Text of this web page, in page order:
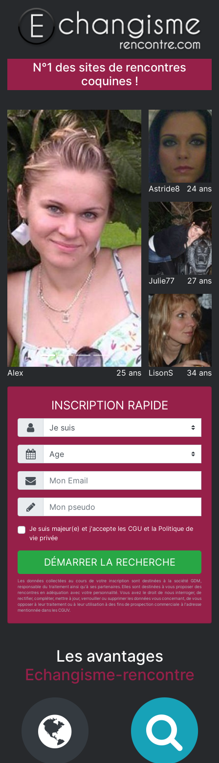
N°1 des sites de rencontres
coquines !
Alex 25 ans
Astride8 24 ans
Julie77 27 ans
LisonS 34 ans
INSCRIPTION RAPIDE
Je suis majeur(e) et j'accepte les CGU et la Politique de
vie privée
DÉMARRER LA RECHERCHE
Les données collectées au cours de votre inscription sont destinées à la société GDM,
responsable du traitement ainsi qu'à ses partenaires. Elles sont destinées à vous proposer des
rencontres en adéquation avec votre personnalité. Vous avez le droit de nous interroger, de
rectifier, compléter, mettre à jour, verrouiller ou supprimer les données vous concernant, de vous
opposer à leur traitement ou à leur utilisation à des fins de prospection commerciale à l'adresse
mentionnée dans les CGUV.
Les avantages
Echangisme-rencontre